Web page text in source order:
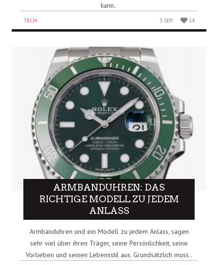
kann..
TECH 3 SEP. 14
ARMBANDUHREN: DAS
RICHTIGE MODELL ZU JEDEM
ANLASS
Armbanduhren und ein Modell zu jedem Anlass, sagen
sehr viel über ihren Träger, seine Persönlichkeit, seine
Vorlieben und seinen Lebensstil aus. Grundsätzlich muss..